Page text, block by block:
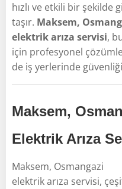
hızlı ve etkili bir şekilde
taşır. Maksem,
elektrik arıza servisi,
için profesyonel
de iş yerlerinde
Maksem,
Elektrik Arıza
Maksem, Osmangazi
elektrik arıza servisi,